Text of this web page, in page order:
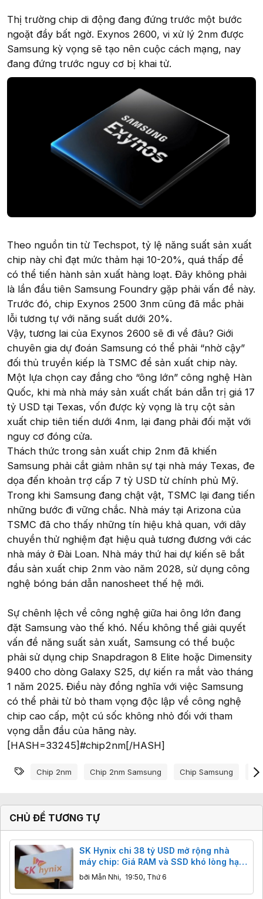
Thị trường chip di động đang đứng trước một bước
ngoặt đầy bất ngờ. Exynos 2600, vi xử lý 2nm được
Samsung kỳ vọng sẽ tạo nên cuộc cách mạng, nay
đang đứng trước nguy cơ bị khai tử.
Theo nguồn tin từ Techspot, tỷ lệ năng suất sản xuất
chip này chỉ đạt mức thảm hại 10-20%, quá thấp để
có thể tiến hành sản xuất hàng loạt. Đây không phải
là lần đầu tiên Samsung Foundry gặp phải vấn đề này.
Trước đó, chip Exynos 2500 3nm cũng đã mắc phải
lỗi tương tự với năng suất dưới 20%.
Vậy, tương lai của Exynos 2600 sẽ đi về đâu? Giới
chuyên gia dự đoán Samsung có thể phải “nhờ cậy”
đối thủ truyền kiếp là TSMC để sản xuất chip này.
Một lựa chọn cay đắng cho “ông lớn” công nghệ Hàn
Quốc, khi mà nhà máy sản xuất chất bán dẫn trị giá 17
tỷ USD tại Texas, vốn được kỳ vọng là trụ cột sản
xuất chip tiên tiến dưới 4nm, lại đang phải đối mặt với
nguy cơ đóng cửa.
Thách thức trong sản xuất chip 2nm đã khiến
Samsung phải cắt giảm nhân sự tại nhà máy Texas, đe
dọa đến khoản trợ cấp 7 tỷ USD từ chính phủ Mỹ.
Trong khi Samsung đang chật vật, TSMC lại đang tiến
những bước đi vững chắc. Nhà máy tại Arizona của
TSMC đã cho thấy những tín hiệu khả quan, với dây
chuyền thử nghiệm đạt hiệu quả tương đương với các
nhà máy ở Đài Loan. Nhà máy thứ hai dự kiến sẽ bắt
đầu sản xuất chip 2nm vào năm 2028, sử dụng công
nghệ bóng bán dẫn nanosheet thế hệ mới.
Sự chênh lệch về công nghệ giữa hai ông lớn đang
đặt Samsung vào thế khó. Nếu không thể giải quyết
vấn đề năng suất sản xuất, Samsung có thể buộc
phải sử dụng chip Snapdragon 8 Elite hoặc Dimensity
9400 cho dòng Galaxy S25, dự kiến ra mắt vào tháng
1 năm 2025. Điều này đồng nghĩa với việc Samsung
có thể phải từ bỏ tham vọng độc lập về công nghệ
chip cao cấp, một cú sốc không nhỏ đối với tham
vọng dẫn đầu của hãng này.
[HASH=33245]#chip2nm[/HASH]
Từ khóa
Chip 2nm Chip 2nm Samsung Chip Samsung
CHỦ ĐỀ TƯƠNG TỰ
SK Hynix chi 38 tỷ USD mở rộng nhà
máy chip: Giá RAM và SSD khó lòng hạ
nhiệt trước năm 2028
bởi Mẫn Nhi, 19:50, Thứ 6